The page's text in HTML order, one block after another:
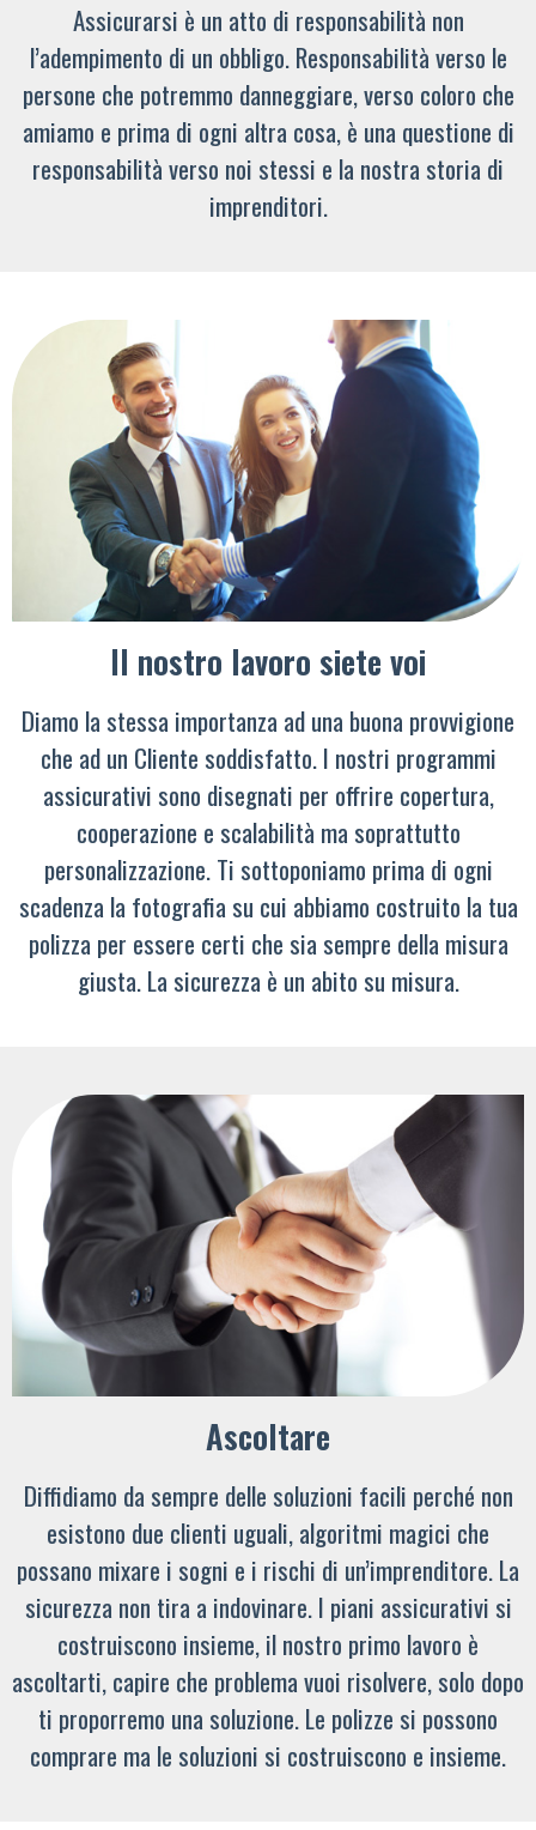
Assicurarsi è un atto di responsabilità non
l’adempimento di un obbligo. Responsabilità verso le
persone che potremmo danneggiare, verso coloro che
amiamo e prima di ogni altra cosa, è una questione di
responsabilità verso noi stessi e la nostra storia di
imprenditori.
Il nostro lavoro siete voi
Diamo la stessa importanza ad una buona provvigione
che ad un Cliente soddisfatto. I nostri programmi
assicurativi sono disegnati per offrire copertura,
cooperazione e scalabilità ma soprattutto
personalizzazione. Ti sottoponiamo prima di ogni
scadenza la fotografia su cui abbiamo costruito la tua
polizza per essere certi che sia sempre della misura
giusta. La sicurezza è un abito su misura.
Ascoltare
Diffidiamo da sempre delle soluzioni facili perché non
esistono due clienti uguali, algoritmi magici che
possano mixare i sogni e i rischi di un’imprenditore. La
sicurezza non tira a indovinare. I piani assicurativi si
costruiscono insieme, il nostro primo lavoro è
ascoltarti, capire che problema vuoi risolvere, solo dopo
ti proporremo una soluzione. Le polizze si possono
comprare ma le soluzioni si costruiscono e insieme.